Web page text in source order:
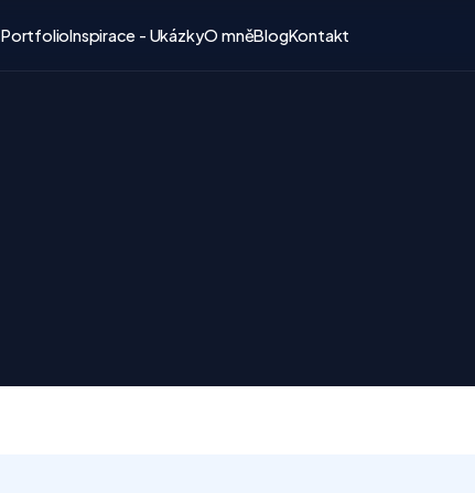
PortfolioInspirace - UkázkyO mněBlogKontakt